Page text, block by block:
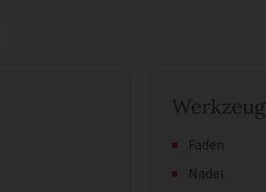
Werkzeug
Faden
Nadel